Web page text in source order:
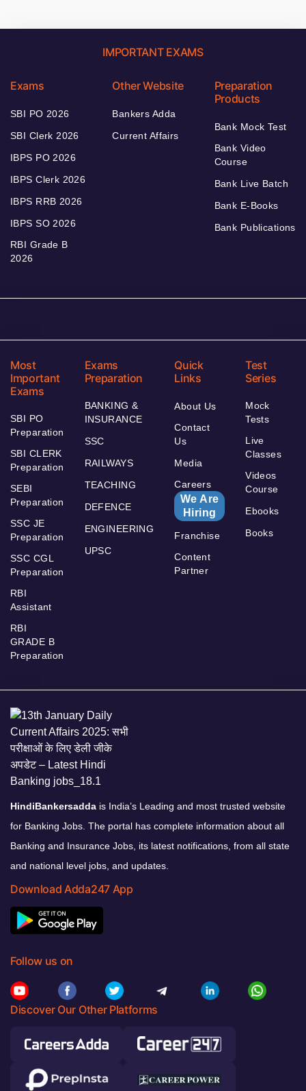
IMPORTANT EXAMS
Exams
SBI PO 2026
SBI Clerk 2026
IBPS PO 2026
IBPS Clerk 2026
IBPS RRB 2026
IBPS SO 2026
RBI Grade B
2026
Other Website
Bankers Adda
Current Affairs
Preparation
Products
Bank Mock Test
Bank Video
Course
Bank Live Batch
Bank E-Books
Bank Publications
Most
Important
Exams
SBI PO
Preparation
SBI CLERK
Preparation
SEBI
Preparation
SSC JE
Preparation
SSC CGL
Preparation
RBI
Assistant
RBI
GRADE B
Preparation
Exams
Preparation
BANKING &
INSURANCE
SSC
RAILWAYS
TEACHING
DEFENCE
ENGINEERING
UPSC
Quick
Links
About Us
Contact
Us
Media
Careers
We Are
Hiring
Franchise
Content
Partner
Test
Series
Mock
Tests
Live
Classes
Videos
Course
Ebooks
Books
HindiBankersadda is India’s Leading and most trusted website
for Banking Jobs. The portal has complete information about all
Banking and Insurance Jobs, its latest notifications, from all state
and national level jobs, and updates.
Download Adda247 App
Follow us on
Discover Our Other Platforms